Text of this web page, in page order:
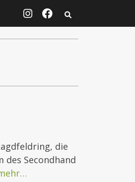
die
des Secondhand